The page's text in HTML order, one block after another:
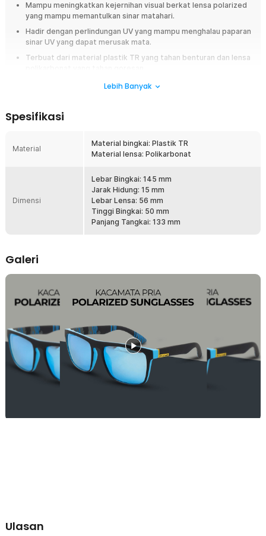
Mampu meningkatkan kejernihan visual berkat lensa polarized
yang mampu memantulkan sinar matahari.
Hadir dengan perlindungan UV yang mampu menghalau paparan
sinar UV yang dapat merusak mata.
Terbuat dari material plastik TR yang tahan benturan dan lensa
Bingkai kacamata hitam ringan sehingga tidak membuat hidung
Overview
dengan menggunakan kacamata hiram dari DUBERY. Kacamata hitam
dilengkapi dengan perlindungan sinar UV dan lensa yang terpolarisasi.
kenyamanannya tidak usah diragunakan karena bingkai yang digunakan
ringan dan nyaman di hidung dan telinga. Mata Anda pun akan terlindungi
secara maksimal ketika melakukan berbagai aktivitas di luar ruangan.
Kacamata DUBERY sudah dilengkapi lensa kacamata polarized yang
akan melindungi mata Anda dari terik sinar matahari yang
menyilaukan. Cara kerja lensa ini adalah dengan menyaring
gelombang cahaya dengan menyerap sebagian silau matahari yang
dipantulkan sambil membiarkan gelombang cahaya lain
melewatinya. Dengan lensa polarized, pantulan cahaya berkurang,
memakainya.
Material dengan Ketahanan Tinggi
Frame dari kacamata ini terbuat dari plastik TR yang memiliki
ketahanan tinggi terhadap benturan membuatnya lebih awet dan
tahan lama. Bagian lensanya terbuat dari polikarbonat yang tahan
Perlindungan Sinar UV
terkenal sangat ringan dan fleksibel. Ini membuat kacamata menjadi
Lebih Banyak
Spesifikasi
Material
Material bingkai: Plastik TR
Material lensa: Polikarbonat
Dimensi
Lebar Bingkai: 145 mm
Jarak Hidung: 15 mm
Lebar Lensa: 56 mm
Tinggi Bingkai: 50 mm
Panjang Tangkai: 133 mm
Galeri
Ulasan